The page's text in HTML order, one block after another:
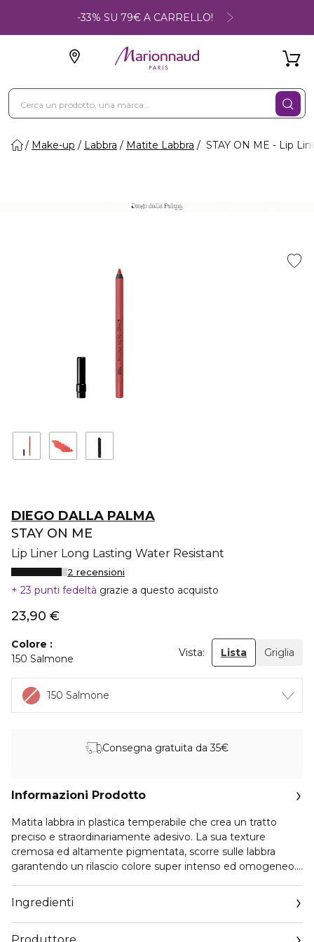
-33% SU 79€ A CARRELLO!
Make-up Labbra Matite Labbra STAY ON ME - Lip
DIEGO DALLA PALMA
STAY ON ME
Lip Liner Long Lasting Water Resistant
2 recensioni
23 punti fedeltà grazie a questo acquisto
23,90 €
Colore
150 Salmone
Vista: Lista Griglia
150 Salmone
Consegna gratuita da 35€
Informazioni Prodotto
Matita labbra in plastica temperabile che crea un tratto
preciso e straordinariamente adesivo. La sua texture
cremosa ed altamente pigmentata, scorre sulle labbra
garantendo un rilascio colore super intenso ed omogeneo.
eccezionali: long lasting, water resistant e no transfer. Un
"must have" nella beauty routine di ogni donna.
Ingredienti